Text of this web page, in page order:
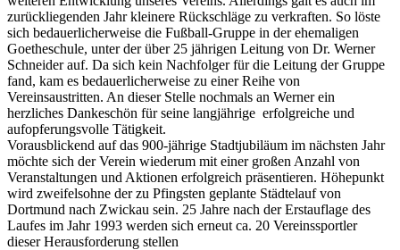
zurückliegenden Jahr kleinere Rückschläge zu verkraften. So löste
sich bedauerlicherweise die Fußball-Gruppe in der ehemaligen
Goetheschule, unter der über 25 jährigen Leitung von Dr. Werner
Schneider auf. Da sich kein Nachfolger für die Leitung der Gruppe
fand, kam es bedauerlicherweise zu einer Reihe von
Vereinsaustritten. An dieser Stelle nochmals an Werner ein
herzliches Dankeschön für seine langjährige erfolgreiche und
aufopferungsvolle Tätigkeit.
Vorausblickend auf das 900-jährige Stadtjubiläum im nächsten Jahr
möchte sich der Verein wiederum mit einer großen Anzahl von
Veranstaltungen und Aktionen erfolgreich präsentieren. Höhepunkt
wird zweifelsohne der zu Pfingsten geplante Städtelauf von
Dortmund nach Zwickau sein. 25 Jahre nach der Erstauflage des
Laufes im Jahr 1993 werden sich erneut ca. 20 Vereinssportler
dieser Herausforderung stellen